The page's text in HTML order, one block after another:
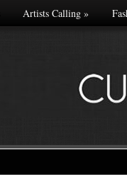
Artists Calling»